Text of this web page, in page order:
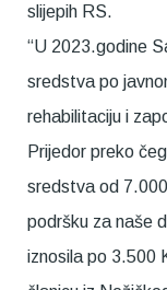
slijepih RS.
“U 2023.godine
sredstva po
rehabilitaciju i
Prijedor preko
sredstva od
podršku za naše
iznosila po 3.500